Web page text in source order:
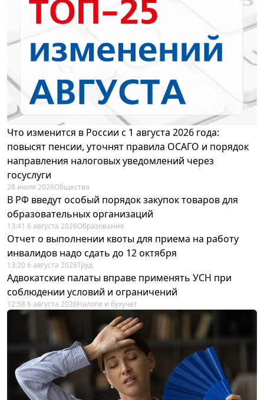
Что изменится в России с 1 августа 2026 года:
повысят пенсии, уточнят правила ОСАГО и порядок
направления налоговых уведомлений через
госуслуги
28 июля 2026Общество
В РФ введут особый порядок закупок товаров для
образовательных организаций
13:41 6 августа 2026Образование
Отчет о выполнении квоты для приема на работу
инвалидов надо сдать до 12 октября
13:20 6 августа 2026Труд
Адвокатские палаты вправе применять УСН при
соблюдении условий и ограничений
12:58 6 августа 2026Налоги и бухучет